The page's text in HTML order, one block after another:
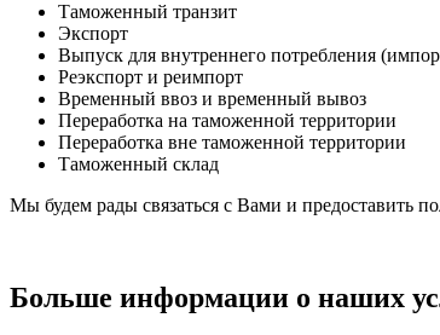
Таможенный транзит
Экспорт
Выпуск для внутреннего потребления
Реэкспорт и реимпорт
Временный ввоз и временный вывоз
Переработка на таможенной территории
Переработка вне таможенной территории
Таможенный склад
Мы будем рады связаться с Вами и предоставить
Больше информации о наших